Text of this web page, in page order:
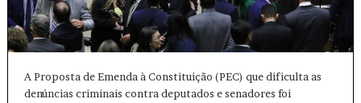
A Proposta de Emenda à Constituição (PEC) que dificulta as
denúncias criminais contra deputados e senadores foi